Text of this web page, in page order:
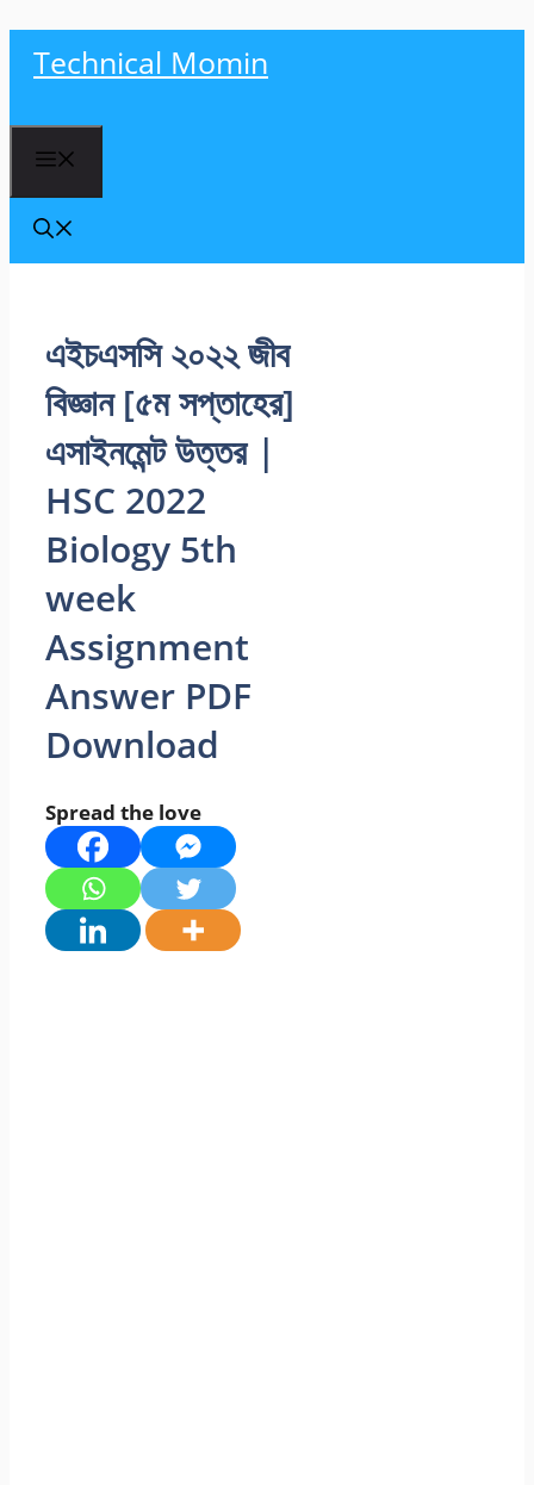
Technical Momin
এইচএসসি ২০২২ জীব
বিজ্ঞান [৫ম সপ্তাহের]
এসাইনমেন্ট উত্তর |
HSC 2022
Biology 5th
week
Assignment
Answer PDF
Download
Spread the love